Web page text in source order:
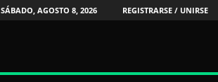
SÁBADO, AGOSTO 8, 2026 REGISTRARSE / UNIRSE